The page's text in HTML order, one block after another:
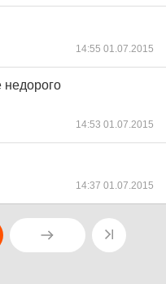
14:55 01.07.2015
14:53 01.07.2015
14:37 01.07.2015